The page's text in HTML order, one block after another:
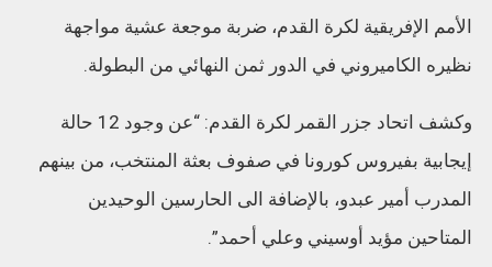
الأمم الإفريقية لكرة القدم، ضربة موجعة عشية مواجهة
نظيره الكاميروني في الدور ثمن النهائي من البطولة.
وكشف اتحاد جزر القمر لكرة القدم: “عن وجود 12 حالة
إيجابية بفيروس كورونا في صفوف بعثة المنتخب، من بينهم
المدرب أمير عبدو، بالإضافة الى الحارسين الوحيدين
المتاحين مؤيد أوسيني وعلي أحمد”.